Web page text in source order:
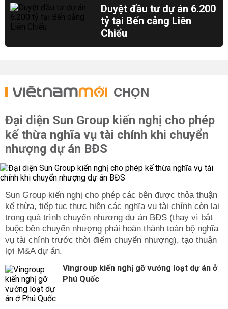
Duyệt đầu tư dự án 6.200
tỷ tại Bến cảng Liên
Chiểu
CHỌN
Đại diện Sun Group kiến nghị cho phép
kế thừa nghĩa vụ tài chính khi chuyển
nhượng dự án BĐS
Sun Group kiến nghị cho phép các bên được thỏa thuận
kế thừa, tiếp tục thực hiện các nghĩa vụ tài chính còn lại
trong quá trình chuyển nhượng dự án BĐS (thay vì bắt
buộc bên chuyển nhượng phải hoàn thành toàn bộ nghĩa
vụ tài chính trước thời điểm chuyển nhượng), tạo thuận
lợi M&A dự án.
Vingroup kiến nghị gỡ vướng loạt dự án ở
Phú Quốc